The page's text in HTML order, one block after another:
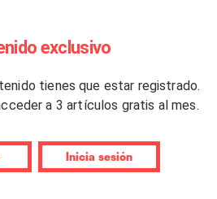
moda, a veces muy distintos
en un orden más o menos
es habitual pensar en el
una dirección meditada
menos dotar de coherencia
exclusivo
tienes que estar registrado.
a 3 artículos gratis al mes.
Inicia sesión